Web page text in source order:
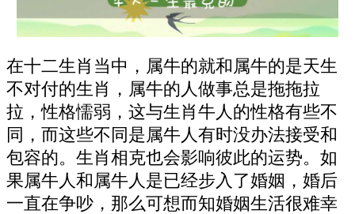
在十二生肖当中，属牛的就和属牛的是天生
不对付的生肖，属牛的人做事总是拖拖拉
拉，性格懦弱，这与生肖牛人的性格有些不
同，而这些不同是属牛人有时没办法接受和
包容的。生肖相克也会影响彼此的运势。如
果属牛人和属牛人是已经步入了婚姻，婚后
一直在争吵，那么可想而知婚姻生活很难幸